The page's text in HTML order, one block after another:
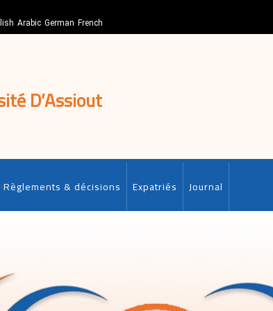
Arabic German French
D’Assiout
Règlements & décisions Expatriés Journal